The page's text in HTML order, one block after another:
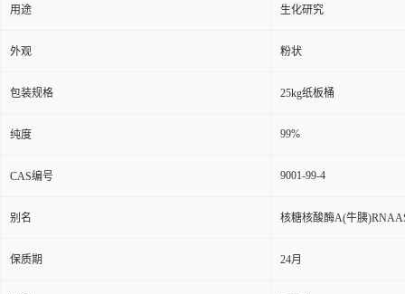
用途 生化研究
外观 粉状
包装规格 25kg纸板桶
纯度 99%
CAS编号 9001-99-4
别名 核糖核酸酶A(牛胰
保质期 24月